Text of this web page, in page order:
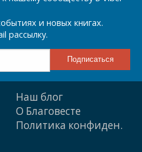
и новых книгах.
рассылку.
Наш блог
О Благовесте
Политика конфиден.